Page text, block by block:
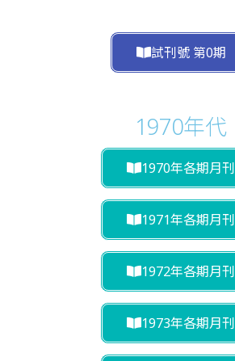
試刊號 第0期
1970年代
1970年各期月刊
1971年各期月刊
1972年各期月刊
1973年各期月刊